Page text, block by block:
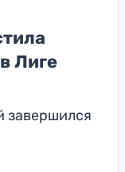
Лиге
завершился